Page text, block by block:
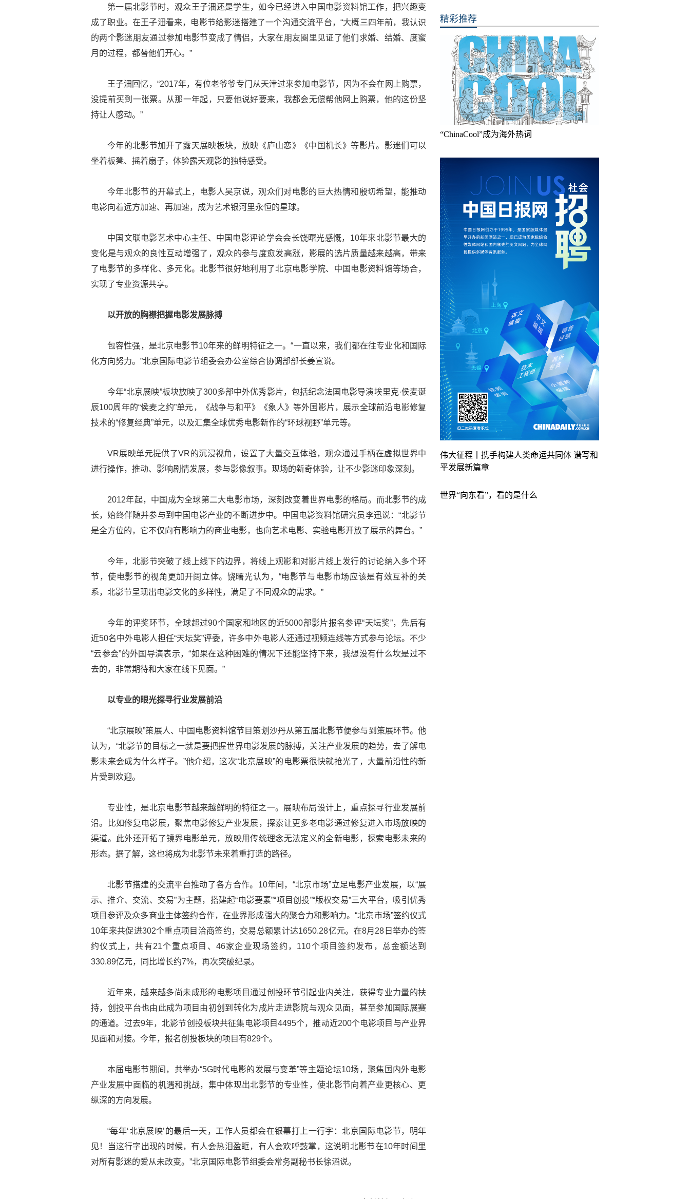
第一届北影节时，观众王子沺还是学生，如今已经进入中国电影资料馆工作，把兴趣变
成了职业。在王子沺看来，电影节给影迷搭建了一个沟通交流平台，“大概三四年前，我认识
的两个影迷朋友通过参加电影节变成了情侣，大家在朋友圈里见证了他们求婚、结婚、度蜜
月的过程，都替他们开心。”
王子沺回忆，“2017年，有位老爷爷专门从天津过来参加电影节，因为不会在网上购票，
没提前买到一张票。从那一年起，只要他说好要来，我都会无偿帮他网上购票，他的这份坚
持让人感动。”
今年的北影节加开了露天展映板块，放映《庐山恋》《中国机长》等影片。影迷们可以
坐着板凳、摇着扇子，体验露天观影的独特感受。
今年北影节的开幕式上，电影人吴京说，观众们对电影的巨大热情和殷切希望，能推动
电影向着远方加速、再加速，成为艺术银河里永恒的星球。
中国文联电影艺术中心主任、中国电影评论学会会长饶曙光感慨，10年来北影节最大的
变化是与观众的良性互动增强了，观众的参与度愈发高涨，影展的选片质量越来越高，带来
了电影节的多样化、多元化。北影节很好地利用了北京电影学院、中国电影资料馆等场合，
实现了专业资源共享。
以开放的胸襟把握电影发展脉搏
包容性强，是北京电影节10年来的鲜明特征之一。“一直以来，我们都在往专业化和国际
化方向努力。”北京国际电影节组委会办公室综合协调部部长姜宣说。
今年“北京展映”板块放映了300多部中外优秀影片，包括纪念法国电影导演埃里克·侯麦诞
辰100周年的“侯麦之约”单元，《战争与和平》《象人》等外国影片，展示全球前沿电影修复
技术的“修复经典”单元，以及汇集全球优秀电影新作的“环球视野”单元等。
VR展映单元提供了VR的沉浸视角，设置了大量交互体验，观众通过手柄在虚拟世界中
进行操作，推动、影响剧情发展，参与影像叙事。现场的新奇体验，让不少影迷印象深刻。
2012年起，中国成为全球第二大电影市场，深刻改变着世界电影的格局。而北影节的成
长，始终伴随并参与到中国电影产业的不断进步中。中国电影资料馆研究员李迅说：“北影节
是全方位的，它不仅向有影响力的商业电影，也向艺术电影、实验电影开放了展示的舞台。”
今年，北影节突破了线上线下的边界，将线上观影和对影片线上发行的讨论纳入多个环
节，使电影节的视角更加开阔立体。饶曙光认为，“电影节与电影市场应该是有效互补的关
系，北影节呈现出电影文化的多样性，满足了不同观众的需求。”
今年的评奖环节，全球超过90个国家和地区的近5000部影片报名参评“天坛奖”，先后有
近50名中外电影人担任“天坛奖”评委，许多中外电影人还通过视频连线等方式参与论坛。不少
“云参会”的外国导演表示，“如果在这种困难的情况下还能坚持下来，我想没有什么坎是过不
去的，非常期待和大家在线下见面。”
以专业的眼光探寻行业发展前沿
“北京展映”策展人、中国电影资料馆节目策划沙丹从第五届北影节便参与到策展环节。他
认为，“北影节的目标之一就是要把握世界电影发展的脉搏，关注产业发展的趋势，去了解电
影未来会成为什么样子。”他介绍，这次“北京展映”的电影票很快就抢光了，大量前沿性的新
片受到欢迎。
专业性，是北京电影节越来越鲜明的特征之一。展映布局设计上，重点探寻行业发展前
沿。比如修复电影展，聚焦电影修复产业发展，探索让更多老电影通过修复进入市场放映的
渠道。此外还开拓了镜界电影单元，放映用传统理念无法定义的全新电影，探索电影未来的
形态。据了解，这也将成为北影节未来着重打造的路径。
北影节搭建的交流平台推动了各方合作。10年间，“北京市场”立足电影产业发展，以“展
示、推介、交流、交易”为主题，搭建起“电影要素”“项目创投”“版权交易”三大平台，吸引优秀
项目参评及众多商业主体签约合作，在业界形成强大的聚合力和影响力。“北京市场”签约仪式
10年来共促进302个重点项目洽商签约，交易总额累计达1650.28亿元。在8月28日举办的签
约仪式上，共有21个重点项目、46家企业现场签约，110个项目签约发布，总金额达到
330.89亿元，同比增长约7%，再次突破纪录。
近年来，越来越多尚未成形的电影项目通过创投环节引起业内关注，获得专业力量的扶
持，创投平台也由此成为项目由初创到转化为成片走进影院与观众见面，甚至参加国际展赛
的通道。过去9年，北影节创投板块共征集电影项目4495个，推动近200个电影项目与产业界
见面和对接。今年，报名创投板块的项目有829个。
本届电影节期间，共举办“5G时代电影的发展与变革”等主题论坛10场，聚焦国内外电影
产业发展中面临的机遇和挑战，集中体现出北影节的专业性，使北影节向着产业更核心、更
纵深的方向发展。
“每年‘北京展映’的最后一天，工作人员都会在银幕打上一行字：北京国际电影节，明年
见！当这行字出现的时候，有人会热泪盈眶，有人会欢呼鼓掌，这说明北影节在10年时间里
对所有影迷的爱从未改变。”北京国际电影节组委会常务副秘书长徐滔说。
精彩推荐
“ChinaCool”成为海外热词
伟大征程丨携手构建人类命运共同体 谱写和
平发展新篇章
世界“向东看”，看的是什么